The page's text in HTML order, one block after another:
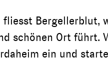
fliesst Bergellerblut,
schönen Ort führt.
ein und